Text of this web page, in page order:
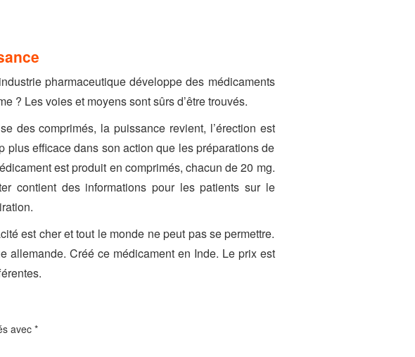
pharmaceutique développe des médicaments
? Les voies et moyens sont sûrs d’être trouvés.
des comprimés, la puissance revient, l’érection est
plus efficace dans son action que les préparations de
est produit en comprimés, chacun de 20 mg.
contient des informations pour les patients sur le
est cher et tout le monde ne peut pas se permettre.
allemande. Créé ce médicament en Inde. Le prix est
avec*